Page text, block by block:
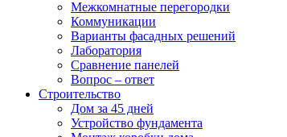
Межкомнатные перегородки
Коммуникации
Варианты фасадных решений
Лаборатория
Сравнение панелей
Вопрос – ответ
Строительство
Дом за 45 дней
Устройство фундамента